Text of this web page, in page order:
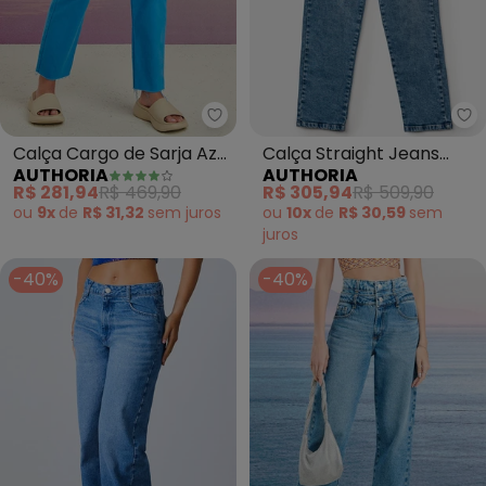
Authoria - Calça Cargo de
Calça Cargo de Sarja Azul
(Azul)
AUTHORIA
R$ 281,94R$ 469,90
ou 9x de R$ 31,32 sem juros
Calça Straight Jeans
(Azul)
AUTHORIA
R$ 305,94R$ 509,90
ou 10x de R$ 30,59 sem
juros
-40% -40%